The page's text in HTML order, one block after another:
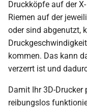
Druckköpfe auf der
Riemen auf der
oder sind abgenutzt,
kommen. Das kann
verzerrt ist und
Damit Ihr 3D-
reibungslos